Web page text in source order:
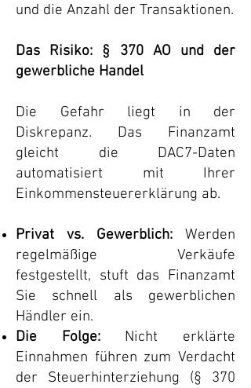
und die Anzahl der Transaktionen.
Das Risiko: § 370 AO und der
gewerbliche Handel
Die Gefahr liegt in der
Diskrepanz. Das Finanzamt
gleicht die DAC7-Daten
automatisiert mit Ihrer
Einkommensteuererklärung ab.
Privat vs. Gewerblich: Werden
regelmäßige Verkäufe
festgestellt, stuft das Finanzamt
Sie schnell als gewerblichen
Händler ein.
Die Folge: Nicht erklärte
Einnahmen führen zum Verdacht
der Steuerhinterziehung (§ 370